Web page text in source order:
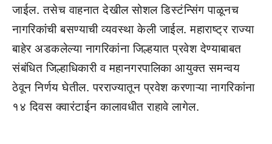
जाईल. तसेच वाहनात देखील सोशल डिस्टंन्सिंग पाळूनच
नागरिकांची बसण्याची व्यवस्था केली जाईल. महाराष्ट्र राज्या
बाहेर अडकलेल्या नागरिकांना जिल्हयात प्रवेश देण्याबाबत
संबंधित जिल्हाधिकारी व महानगरपालिका आयुक्त समन्वय
ठेवून निर्णय घेतील. परराज्यातून प्रवेश करणाऱ्या नागरिकांना
१४ दिवस क्वारंटाईन कालावधीत राहावे लागेल.